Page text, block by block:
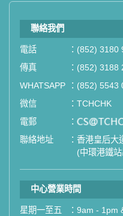
聯絡我們
電話 ： (852) 3180
傳真
： (852) 3188
WHATSAPP
： (852) 5543
微信
： TCHCHK
電郵
： email
聯絡地址
： 香港皇后大
(中環港鐵
中心營業時間
星期一至五 ： 9am - 1pm
「中環專科體
康人士提供尊
一站式進行全方
如果您有任何
祝您健康愉快！